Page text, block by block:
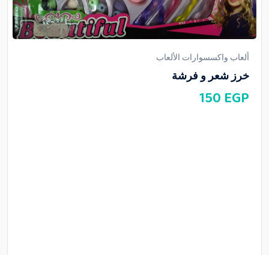
ألعاب واكسسوارات الألعاب
خرز شعر و فرشة
150 EGP